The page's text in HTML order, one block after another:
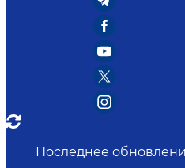
Последнее